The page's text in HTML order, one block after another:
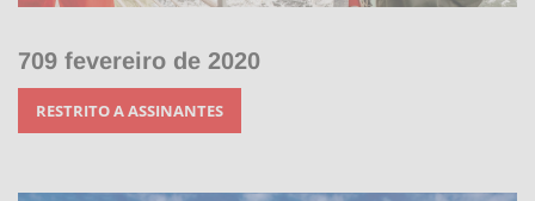
709 fevereiro de 2020
RESTRITO A ASSINANTES